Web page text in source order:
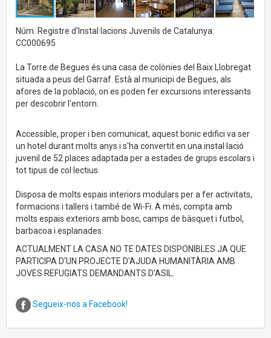
Núm. Registre d'Instal·lacions Juvenils de Catalunya:
CC000695
La Torre de Begues és una casa de colònies del Baix Llobregat
situada a peus del Garraf. Està al municipi de Begues, als
afores de la població, on es poden fer excursions interessants
per descobrir l'entorn.
Accessible, proper i ben comunicat, aquest bonic edifici va ser
un hotel durant molts anys i s'ha convertit en una instal·lació
juvenil de 52 places adaptada per a estades de grups escolars i
tot tipus de col·lectius.
Disposa de molts espais interiors modulars per a fer activitats,
formacions i tallers i també de Wi-Fi. A més, compta amb
molts espais exteriors amb bosc, camps de bàsquet i futbol,
barbacoa i esplanades.
ACTUALMENT LA CASA NO TE DATES DISPONIBLES JA QUE
PARTICIPA D'UN PROJECTE D'AJUDA HUMANITÀRIA AMB
JOVES REFUGIATS DEMANDANTS D'ASIL.
Segueix-nos a Facebook!